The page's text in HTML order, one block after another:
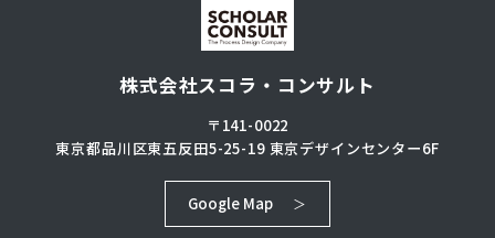
株式会社スコラ・コンサルト
〒141-0022
東京都品川区東五反田5-25-19東京デザインセンター6F
Google Map